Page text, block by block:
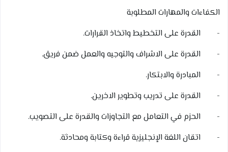
الكفاءات والمهارات المطلوبة
- القدرة على التخطيط واتخاذ القرارات.
- القدرة على الاشراف والتوجيه والعمل ضمن فريق.
- المبادرة والابتكار.
- القدرة على تدريب وتطوير الاخرين.
- الحزم في التعامل مع التجاوزات والقدرة على التصويب.
- اتقان اللغة الإنجليزية قراءة وكتابة ومحادثة.